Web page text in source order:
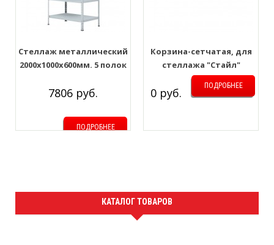
Стеллаж металлический
2000x1000x600мм. 5 полок
7806 руб.
ПОДРОБНЕЕ
Корзина-сетчатая, для
стеллажа "Стайл"
350*900*120мм
0 руб. ПОДРОБНЕЕ
КАТАЛОГ ТОВАРОВ